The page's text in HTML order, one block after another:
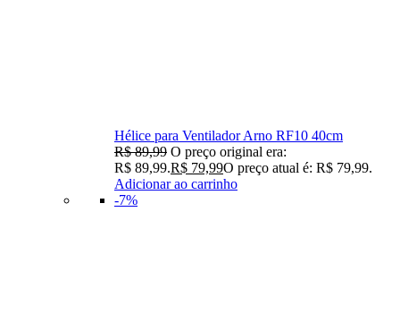
Hélice para Ventilador Arno RF10 40cm
R$89,99 O preço original era:
R$ 89,99.R$ 79,99O preço atual é: R$ 79,99.
Adicionar ao carrinho
-7%